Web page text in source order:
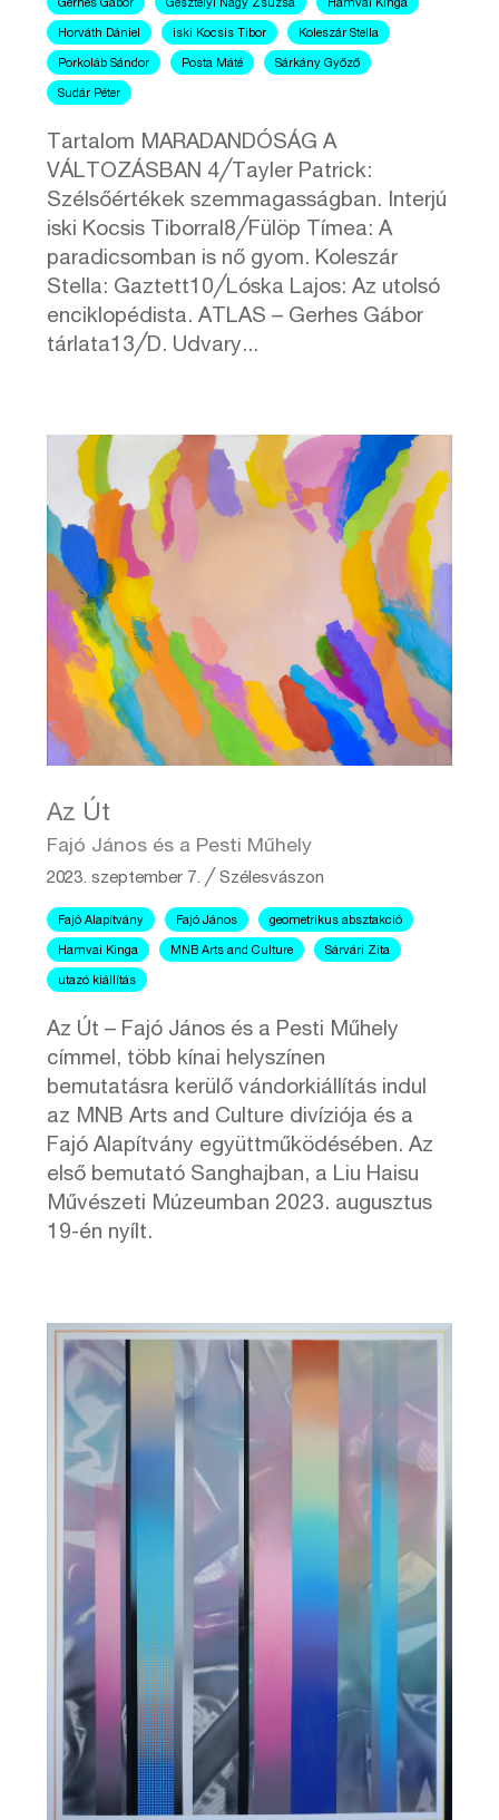
Gerhes Gábor Gesztelyi Nagy Zsuzsa Hamvai Kinga
Horváth Dániel iski Kocsis Tibor Koleszár Stella
Porkoláb Sándor Posta Máté Sárkány Győző
Sudár Péter
Tartalom MARADANDÓSÁG A
VÁLTOZÁSBAN 4╱Tayler Patrick:
Szélsőértékek szemmagasságban. Interjú
iski Kocsis Tiborral8╱Fülöp Tímea: A
paradicsomban is nő gyom. Koleszár
Stella: Gaztett10╱Lóska Lajos: Az utolsó
enciklopédista. ATLAS – Gerhes Gábor
tárlata13╱D. Udvary...
Az Út
Fajó János és a Pesti Műhely
2023. szeptember 7. ╱Szélesvászon
Fajó Alapítvány Fajó János geometrikus absztakció
Hamvai Kinga MNB Arts and Culture Sárvári Zita
utazó kiállítás
Az Út – Fajó János és a Pesti Műhely
címmel, több kínai helyszínen
bemutatásra kerülő vándorkiállítás indul
az MNB Arts and Culture divíziója és a
Fajó Alapítvány együttműködésében. Az
első bemutató Sanghajban, a Liu Haisu
Művészeti Múzeumban 2023. augusztus
19-én nyílt.